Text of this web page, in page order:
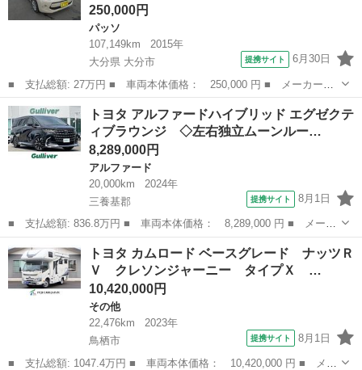
250,000円
パッソ
107,149km
2015年
大分県 大分市
提携サイト 6月30日
■ 支払総額: 27万円 ■ 車両本体価格： 250,000 円 ■ メーカー
名： トヨタ ■ 車種名： パッソ ■ グレード名： Ｇ エアバッ
グ キーフリー スマートキー オートエアコン 衝突安全ボディ
ベンチシート Ａ...
大分 大分市 パッソ
トヨタ アルファードハイブリッド エグゼクテ
ィブラウンジ ◇左右独立ムーンルー…
8,289,000円
アルファード
20,000km
2024年
三養基郡
提携サイト 8月1日
■ 支払総額: 836.8万円 ■ 車両本体価格： 8,289,000 円 ■ メーカ
ー名： トヨタ ■ 車種名： アルファードハイブリッド ■ グレー
ド名： エグゼクティブラウンジ ◇左右独立ムーンルーフ◇本革シ
ート◇純...
佐賀 三養基郡 アルファード
トヨタ カムロード ベースグレード ナッツＲ
Ｖ クレソンジャーニー タイプＸ …
10,420,000円
その他
22,476km
2023年
鳥栖市
提携サイト 8月1日
■ 支払総額: 1047.4万円 ■ 車両本体価格： 10,420,000 円 ■ メー